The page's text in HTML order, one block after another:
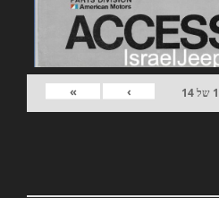
1 של14
›
»